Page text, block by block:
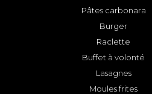
Pâtes carbonara
Burger
Raclette
Buffet à volonté
Lasagnes
Moules frites